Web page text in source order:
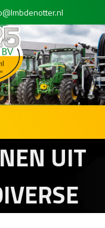
UIT